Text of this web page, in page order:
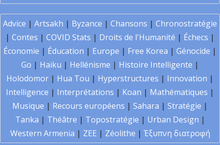
Advice | Artsakh | Byzance | Chansons | Chronostratégie
| Contes | COVID Stats | Droits de l'Humanité | Échecs |
Économie | Éducation | Europe | Free Korea | Génocide |
Go | Haïku | Hellénisme | Histoire Intelligente |
Holodomor | Hua Tou | Hyperstructures | Innovation |
Intelligence | Interprétations | Koan | Mathématiques |
Musique | Recours européens | Sahara | Stratégie |
Tanka | Théâtre | Topostratégie | Urban Design |
Western Armenia | ZEE | Zéolithe | Έξυπνη διατροφή